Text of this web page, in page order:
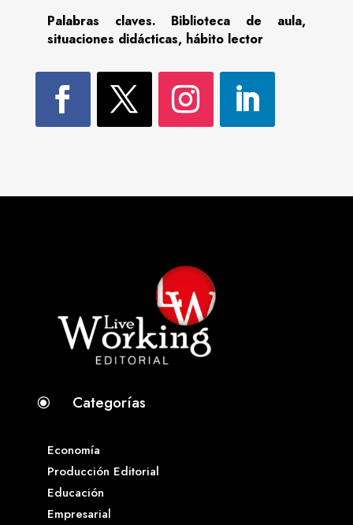
Palabras claves. Biblioteca de aula,
situaciones didácticas, hábito lector
\ Categorías
Economía
Producción Editorial
Educación
Empresarial